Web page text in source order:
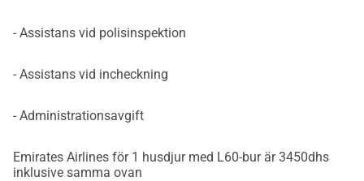
- Assistans vid polisinspektion
- Assistans vid incheckning
- Administrationsavgift
Emirates Airlines för 1 husdjur med L60-bur är 3450dhs
inklusive samma ovan